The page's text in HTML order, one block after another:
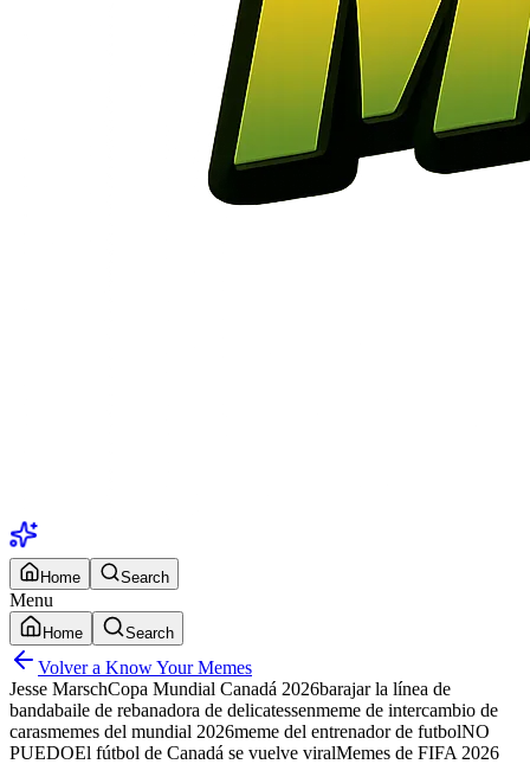
Home Search
Menu
Home Search
Volver a Know Your Memes
Jesse MarschCopa Mundial Canadá 2026barajar la línea de
bandabaile de rebanadora de delicatessenmeme de intercambio de
carasmemes del mundial 2026meme del entrenador de futbolNO
PUEDOEl fútbol de Canadá se vuelve viralMemes de FIFA 2026